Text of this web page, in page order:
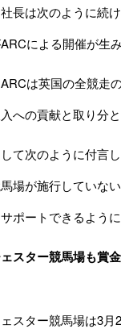
長は次のように続
による開催が生
は英国の全競走
への貢献と取り分
て次のように付言
場が施行していな
ポートできるよう
スター競馬場も賞
スター競馬場は3月